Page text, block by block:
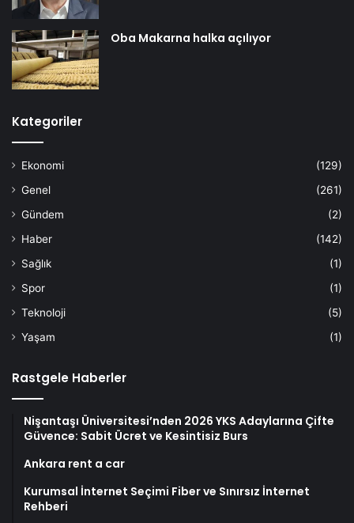
Oba Makarna halka açılıyor
Kategoriler
Ekonomi
(129)
Genel
(261)
Gündem
(2)
Haber
(142)
Sağlık
(1)
Spor
(1)
Teknoloji
(5)
Yaşam
(1)
Rastgele Haberler
Nişantaşı Üniversitesi’nden 2026 YKS Adaylarına Çifte
Güvence: Sabit Ücret ve Kesintisiz Burs
Ankara rent a car
Kurumsal İnternet Seçimi Fiber ve Sınırsız İnternet
Rehberi